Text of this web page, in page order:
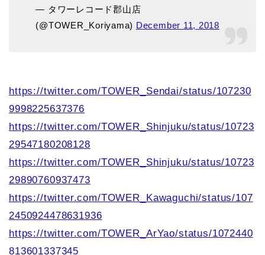
— タワーレコード郡山店
(@TOWER_Koriyama) December 11, 2018
https://twitter.com/TOWER_Sendai/status/107230
9998225637376
https://twitter.com/TOWER_Shinjuku/status/10723
29547180208128
https://twitter.com/TOWER_Shinjuku/status/10723
29890760937473
https://twitter.com/TOWER_Kawaguchi/status/107
2450924478631936
https://twitter.com/TOWER_ArYao/status/1072440
813601337345